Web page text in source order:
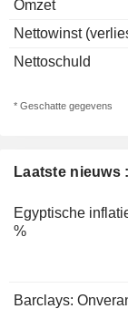
Laatste nieuws
Egyptische
%
Barclays:
Omzet
Nettowinst
Nettoschuld
* Geschatte gegevens